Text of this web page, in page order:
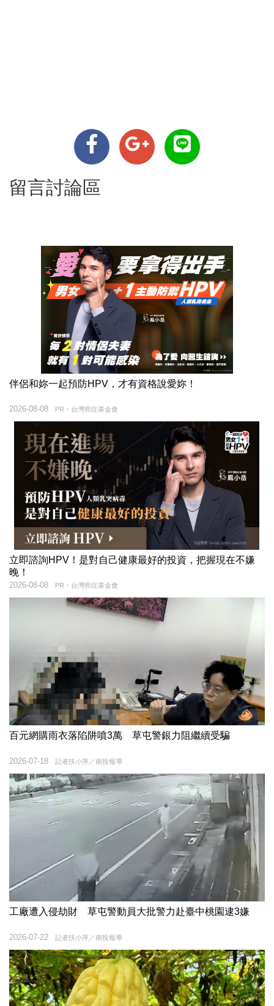
留言討論區
伴侶和妳一起預防HPV，才有資格說愛妳！
PR・台灣癌症基金會
2026-08-08
立即諮詢HPV！是對自己健康最好的投資，把握現在不嫌
晚！
PR・台灣癌症基金會
2026-08-08
百元網購雨衣落陷阱噴3萬 草屯警銀力阻繼續受騙
記者扶小萍／南投報導
2026-07-18
工廠遭入侵劫財 草屯警動員大批警力赴臺中桃園逮3嫌
記者扶小萍／南投報導
2026-07-22